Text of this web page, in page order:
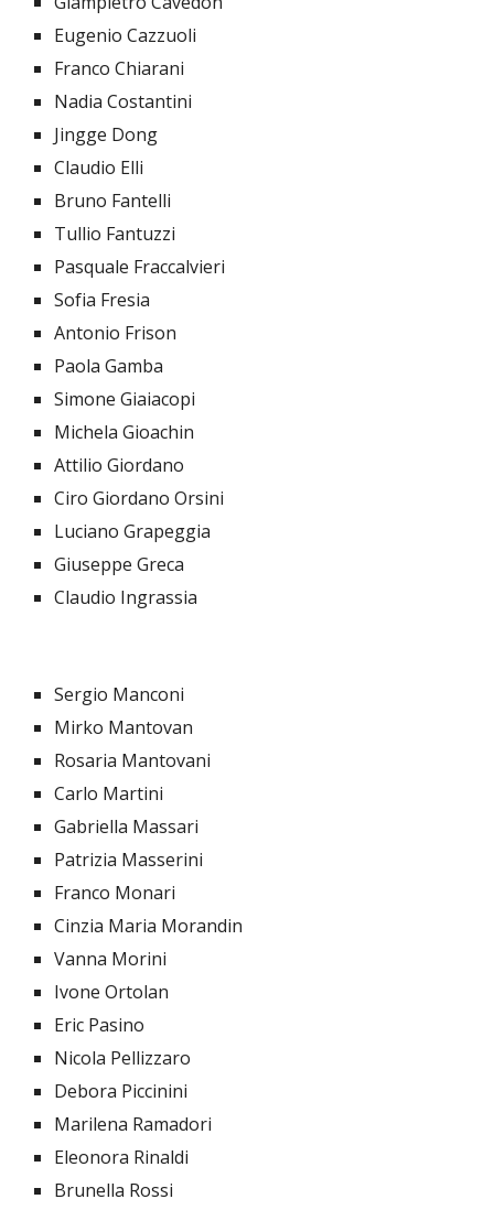
Eugenio Cazzuoli
Franco Chiarani
Nadia Costantini
Jingge Dong
Claudio Elli
Bruno Fantelli
Tullio Fantuzzi
Pasquale Fraccalvieri
Sofia Fresia
Antonio Frison
Paola Gamba
Simone Giaiacopi
Michela Gioachin
Attilio Giordano
Ciro Giordano Orsini
Luciano Grapeggia
Giuseppe Greca
Claudio Ingrassia
Sergio Manconi
Mirko Mantovan
Rosaria Mantovani
Carlo Martini
Gabriella Massari
Patrizia Masserini
Franco Monari
Cinzia Maria Morandin
Vanna Morini
Ivone Ortolan
Eric Pasino
Nicola Pellizzaro
Debora Piccinini
Marilena Ramadori
Eleonora Rinaldi
Brunella Rossi